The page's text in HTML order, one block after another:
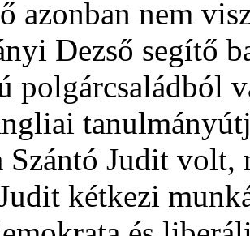
azonban nem
Dezső segítő
polgárcsaládból
Szántó Judit volt,
kétkezi